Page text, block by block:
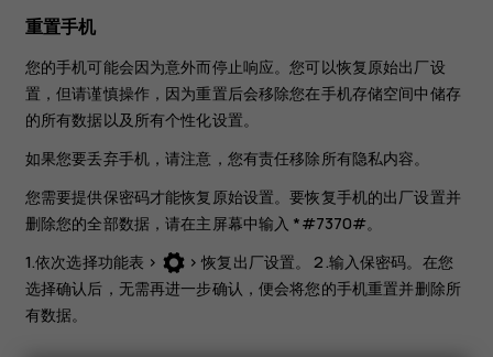
指
南
重置手机
您的手机可能会因为意外而停止响应。您可以恢复原始出厂设
置，但请谨慎操作，因为重置后会移除您在手机存储空间中储存
的所有数据以及所有个性化设置。
如果您要丢弃手机，请注意，您有责任移除所有隐私内容。
您需要提供保密码才能恢复原始设置。要恢复手机的出厂设置并
删除您的全部数据，请在主屏幕中输入 *#7370#。
1.依次选择功能表 > >恢复出厂设置。 2.输入保密码。在您
选择确认 后，无需再进一步确认，便会将您的手机重置并删除所
有数据。